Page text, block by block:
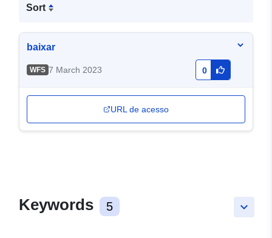
Sort
baixar
WFS 7 March 2023 0
URL de acesso
keyboard_arrow_down
Keywords 5